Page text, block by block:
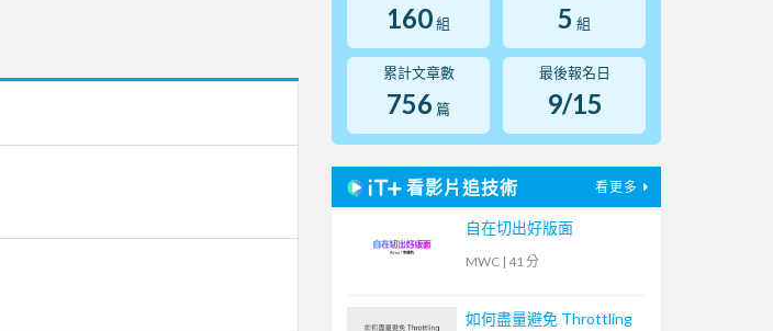
160組 5 組
累計文章數
756 篇
最後報名日
9/15
看影片追技術 看更多
自在切出好版面
MWC | 41 分
如何盡量避免 Throttling